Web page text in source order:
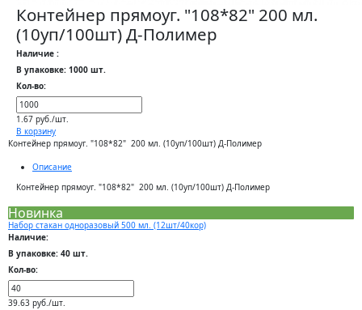
Контейнер прямоуг. "108*82" 200 мл.
(10уп/100шт) Д-Полимер
Наличие :
В упаковке: 1000 шт.
Кол-во:
1.67 руб./шт.
В корзину
Контейнер прямоуг. "108*82" 200 мл. (10уп/100шт) Д-Полимер
Описание
Контейнер прямоуг. "108*82" 200 мл. (10уп/100шт) Д-Полимер
Новинка
Набор стакан одноразовый 500 мл. (12шт/40кор)
Наличие:
В упаковке: 40 шт.
Кол-во:
39.63 руб./шт.